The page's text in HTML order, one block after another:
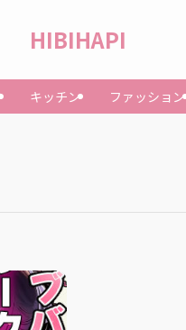
HIBIHAPI
キッチン ファッション